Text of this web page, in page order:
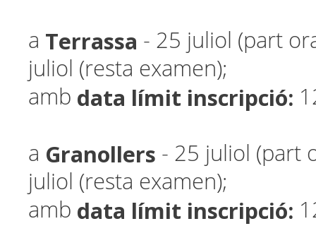
a Terrassa - 25 juliol (part
juliol (resta examen);
amb data límit inscripció:
a Granollers - 25 juliol (part
juliol (resta examen);
amb data límit inscripció: